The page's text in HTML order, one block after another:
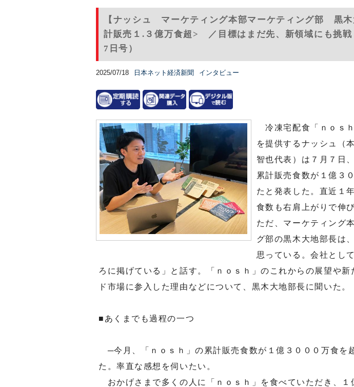
【ナッシュ マーケティング本部マーケティング部 黒木
計販売１.３億万食超> ／目標はまだ先、新領域にも挑戦
7日号）
2025/07/18 日本ネット経済新聞 インタビュー
冷凍宅配食「ｎｏｓｈ
を提供するナッシュ（
智也代表）は７月７日
累計販売食数が１億３
たと発表した。直近１
食数も右肩上がりで伸
ただ、マーケティング
グ部の黒木大地部長は
思っている。会社とし
ろに掲げている」と話す。「ｎｏｓｈ」のこれからの展望や新
ド市場に参入した理由などについて、黒木大地部長に聞いた。
■あくまでも過程の一つ
─今月、「ｎｏｓｈ」の累計販売食数が１億３０００万食を
た。率直な感想を伺いたい。
おかげさまで多くの人に「ｎｏｓｈ」を食べていただき、１